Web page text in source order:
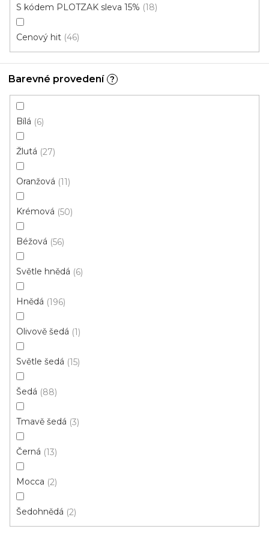
Do
Instituce aj.
vám hodit
Řadit podle:
ZAVŘÍT FILTR
S kódem PLOTZAK sleva 15% 18
Cenový hit 46
Barevné provedení ?
Bílá 6
Žlutá 27
Oranžová 11
Krémová 50
Béžová 56
Světle hnědá 6
Hnědá 196
Olivově šedá 1
Světle šedá 15
Šedá 88
Tmavě šedá 3
Černá 13
Mocca 2
Šedohnědá 2
Skvělá cena